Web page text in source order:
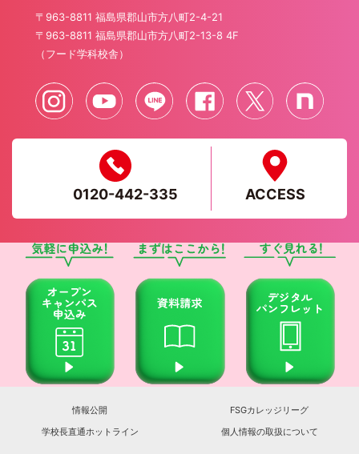
〒963-8811 福島県郡山市方八町2-4-21
〒963-8811 福島県郡山市方八町2-13-8 4F
（フード学科校舎）
0120-442-335 ACCESS
情報公開
FSGカレッジリーグ
学校長直通ホットライン
個人情報の取扱について